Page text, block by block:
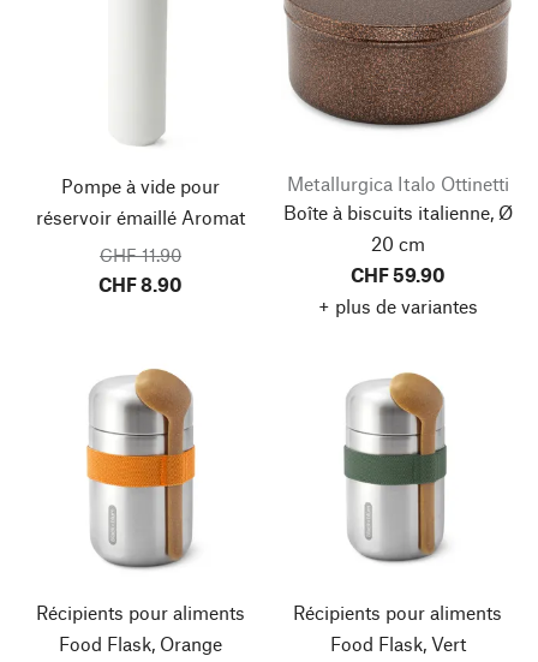
Pompe à vide pour
réservoir émaillé Aromat
CHF 11.90
CHF 8.90
Metallurgica Italo Ottinetti
Boîte à biscuits italienne, Ø
20 cm
CHF 59.90
+ plus de variantes
Récipients pour aliments
Food Flask, Orange
Récipients pour aliments
Food Flask, Vert